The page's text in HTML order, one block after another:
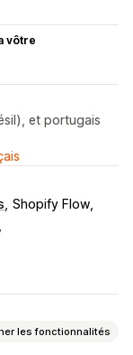
vôtre
et portugais
Shopify Flow
les fonctionnalités